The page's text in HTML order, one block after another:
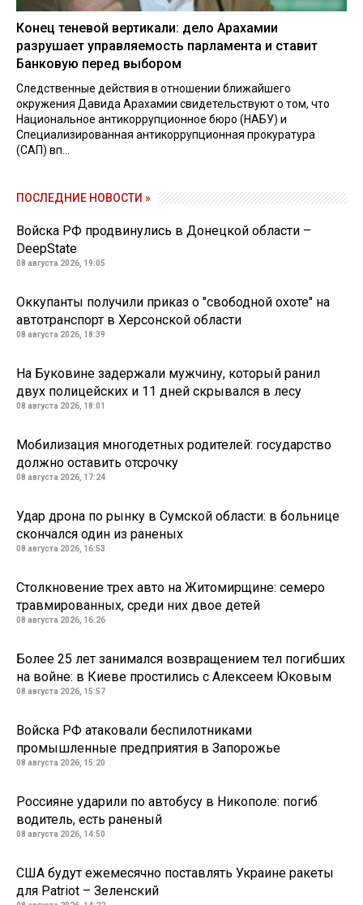
Конец теневой вертикали: дело Арахамии
разрушает управляемость парламента и ставит
Банковую перед выбором
Следственные действия в отношении ближайшего
окружения Давида Арахамии свидетельствуют о том, что
Национальное антикоррупционное бюро (НАБУ) и
Специализированная антикоррупционная прокуратура
(САП) вп...
ПОСЛЕДНИЕ НОВОСТИ »
Войска РФ продвинулись в Донецкой области –
DeepState
08 августа 2026, 19:05
Оккупанты получили приказ о "свободной охоте" на
автотранспорт в Херсонской области
08 августа 2026, 18:39
На Буковине задержали мужчину, который ранил
двух полицейских и 11 дней скрывался в лесу
08 августа 2026, 18:01
Мобилизация многодетных родителей: государство
должно оставить отсрочку
08 августа 2026, 17:24
Удар дрона по рынку в Сумской области: в больнице
скончался один из раненых
08 августа 2026, 16:53
Столкновение трех авто на Житомирщине: семеро
травмированных, среди них двое детей
08 августа 2026, 16:26
Более 25 лет занимался возвращением тел погибших
на войне: в Киеве простились с Алексеем Юковым
08 августа 2026, 15:57
Войска РФ атаковали беспилотниками
промышленные предприятия в Запорожье
08 августа 2026, 15:20
Россияне ударили по автобусу в Никополе: погиб
водитель, есть раненый
08 августа 2026, 14:50
США будут ежемесячно поставлять Украине ракеты
для Patriot – Зеленский